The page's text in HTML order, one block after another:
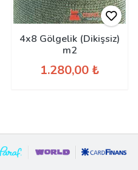
4x8 Gölgelik (Dikişsiz)
m2
1.280,00 ₺